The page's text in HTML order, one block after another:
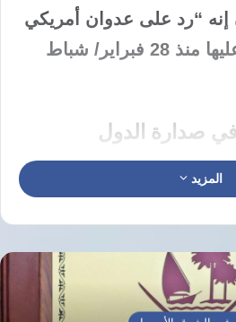
إنه “رد على عدوان أمريكي
إسرائيلي” متواصل عليها منذ 28 فبراير/ شباط
في صدارة الدول
تعرضًا للهجمات، تليها الكويت،
والأردن، فيما كانت
أن دفاعاتها الجوية
المزيد